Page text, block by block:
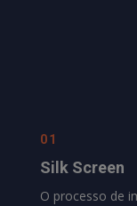
01
Silk Screen
O processo de